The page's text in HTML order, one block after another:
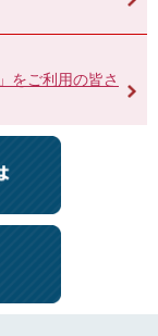
をご利用の皆さ